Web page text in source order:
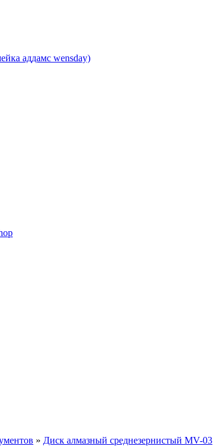
аддамс wensday)
» Диск алмазный среднезернистый MV-03